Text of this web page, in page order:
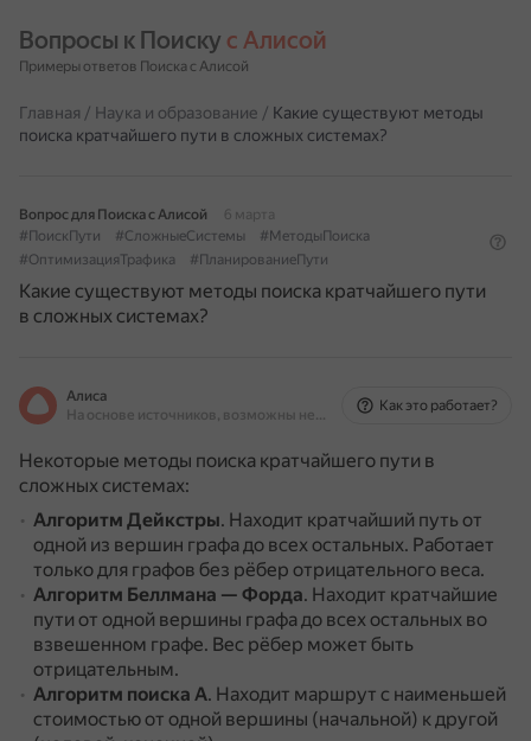
Вопросы к Поиску с Алисой
Примеры ответов Поиска с Алисой
Главная / Наука и образование / Какие существуют методы
поиска кратчайшего пути в сложных системах?
Вопрос для Поиска с Алисой
6 марта
#ПоискПути
#СложныеСистемы
#МетодыПоиска
#ОптимизацияТрафика
#ПланированиеПути
Какие существуют методы поиска кратчайшего пути
в сложных системах?
Алиса
На основе источников, возможны неточности
Как это работает?
Некоторые методы поиска кратчайшего пути в
сложных системах:
Алгоритм Дейкстры. Находит кратчайший путь от
одной из вершин графа до всех остальных. Работает
только для графов без рёбер отрицательного веса.
Алгоритм Беллмана — Форда. Находит кратчайшие
пути от одной вершины графа до всех остальных во
взвешенном графе. Вес рёбер может быть
отрицательным.
Алгоритм поиска A. Находит маршрут с наименьшей
стоимостью от одной вершины (начальной) к другой